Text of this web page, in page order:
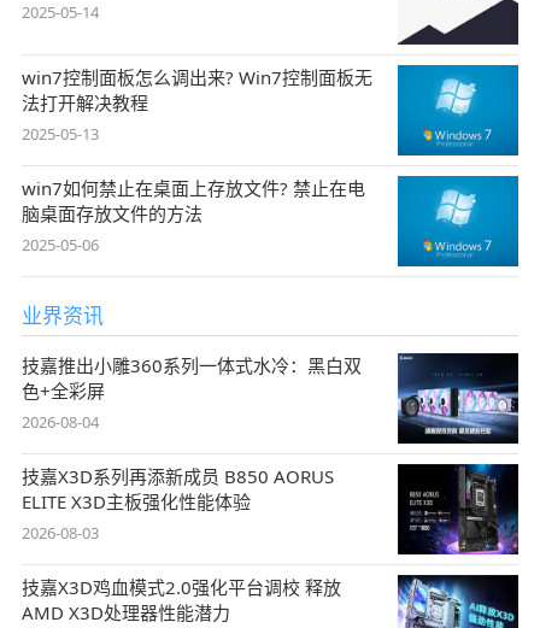
2025-05-14
win7控制面板怎么调出来? Win7控制面板无
法打开解决教程
2025-05-13
win7如何禁止在桌面上存放文件? 禁止在电
脑桌面存放文件的方法
2025-05-06
业界资讯
技嘉推出小雕360系列一体式水冷：黑白双
色+全彩屏
2026-08-04
技嘉X3D系列再添新成员 B850 AORUS
ELITE X3D主板强化性能体验
2026-08-03
技嘉X3D鸡血模式2.0强化平台调校 释放
AMD X3D处理器性能潜力